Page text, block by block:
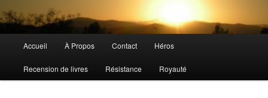
principal
Accueil À Propos Contact Héros
Recension de livres Résistance Royauté